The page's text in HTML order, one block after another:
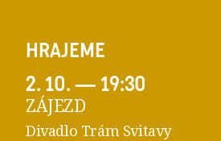
HRAJEME
2. 10. — 19:30
ZÁJEZD
Divadlo Trám Svitavy